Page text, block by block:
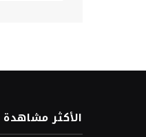
الأكثر مشاهدة